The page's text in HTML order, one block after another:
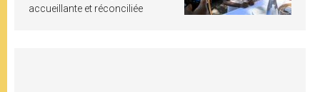
accueillante et réconciliée